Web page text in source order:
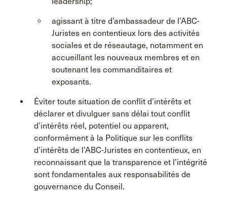
agissant à titre d’ambassadeur de l’ABC-
Juristes en contentieux lors des activités
sociales et de réseautage, notamment en
accueillant les nouveaux membres et en
soutenant les commanditaires et
exposants.
Éviter toute situation de conflit d’intérêts et
déclarer et divulguer sans délai tout conflit
d’intérêts réel, potentiel ou apparent,
conformément à la Politique sur les conflits
d’intérêts de l’ABC-Juristes en contentieux, en
reconnaissant que la transparence et l’intégrité
sont fondamentales aux responsabilités de
gouvernance du Conseil.